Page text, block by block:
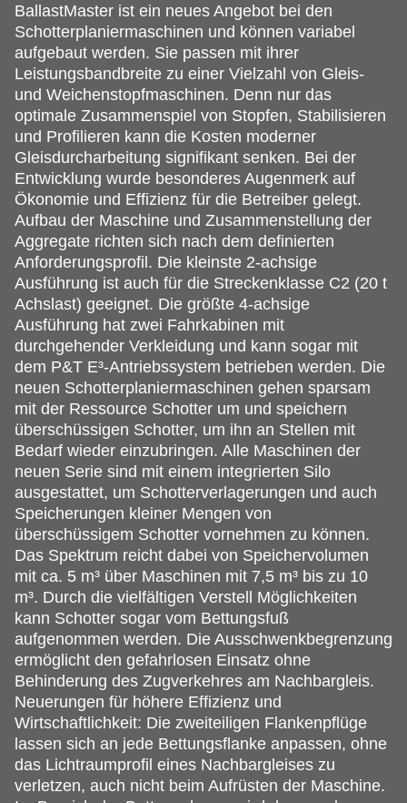
BallastMaster ist ein neues Angebot bei den
Schotterplaniermaschinen und können variabel
aufgebaut werden. Sie passen mit ihrer
Leistungsbandbreite zu einer Vielzahl von Gleis-
und Weichenstopfmaschinen. Denn nur das
optimale Zusammenspiel von Stopfen, Stabilisieren
und Profilieren kann die Kosten moderner
Gleisdurcharbeitung signifikant senken. Bei der
Entwicklung wurde besonderes Augenmerk auf
Ökonomie und Effizienz für die Betreiber gelegt.
Aufbau der Maschine und Zusammenstellung der
Aggregate richten sich nach dem definierten
Anforderungsprofil. Die kleinste 2-achsige
Ausführung ist auch für die Streckenklasse C2 (20 t
Achslast) geeignet. Die größte 4-achsige
Ausführung hat zwei Fahrkabinen mit
durchgehender Verkleidung und kann sogar mit
dem P&T E³-Antriebssystem betrieben werden. Die
neuen Schotterplaniermaschinen gehen sparsam
mit der Ressource Schotter um und speichern
überschüssigen Schotter, um ihn an Stellen mit
Bedarf wieder einzubringen. Alle Maschinen der
neuen Serie sind mit einem integrierten Silo
ausgestattet, um Schotterverlagerungen und auch
Speicherungen kleiner Mengen von
überschüssigem Schotter vornehmen zu können.
Das Spektrum reicht dabei von Speichervolumen
mit ca. 5 m³ über Maschinen mit 7,5 m³ bis zu 10
m³. Durch die vielfältigen Verstell Möglichkeiten
kann Schotter sogar vom Bettungsfuß
aufgenommen werden. Die Ausschwenkbegrenzung
ermöglicht den gefahrlosen Einsatz ohne
Behinderung des Zugverkehres am Nachbargleis.
Neuerungen für höhere Effizienz und
Wirtschaftlichkeit: Die zweiteiligen Flankenpflüge
lassen sich an jede Bettungsflanke anpassen, ohne
das Lichtraumprofil eines Nachbargleises zu
verletzen, auch nicht beim Aufrüsten der Maschine.